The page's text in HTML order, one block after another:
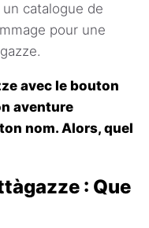
catalogue de
pour une
avec le bouton
aventure
nom. Alors, quel
: Que